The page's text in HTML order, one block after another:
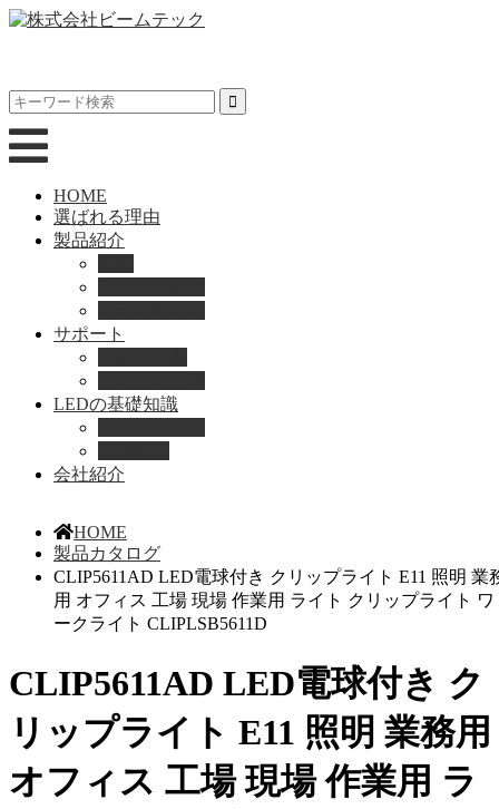
HOME
選ばれる理由
製品紹介
サポート
LEDの基礎知識
会社紹介
HOME
製品カタログ
CLIP5611AD LED電球付き クリップライト E11 照明 業
用 オフィス 工場 現場 作業用 ライト クリップライト ワ
ークライト CLIPLSB5611D
CLIP5611AD LED電球付き ク
リップライト E11 照明 業務用
オフィス 工場 現場 作業用 ラ